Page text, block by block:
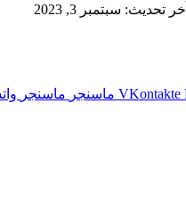
آخر تحديث: سبتمبر 3, 2023
ماسنجر ماسنجر